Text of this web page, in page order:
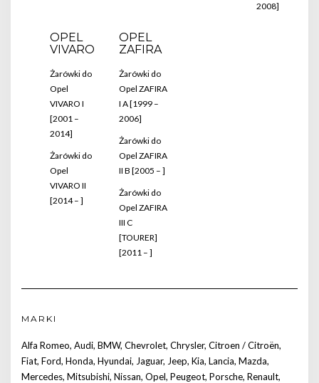
2008]
OPEL
VIVARO
Żarówki do
Opel
VIVARO I
[2001 –
2014]
Żarówki do
Opel
VIVARO II
[2014 – ]
OPEL
ZAFIRA
Żarówki do
Opel ZAFIRA
I A [1999 –
2006]
Żarówki do
Opel ZAFIRA
II B [2005 – ]
Żarówki do
Opel ZAFIRA
III C
[TOURER]
[2011 – ]
MARKI
Alfa Romeo, Audi, BMW, Chevrolet, Chrysler, Citroen / Citroën,
Fiat, Ford, Honda, Hyundai, Jaguar, Jeep, Kia, Lancia, Mazda,
Mercedes, Mitsubishi, Nissan, Opel, Peugeot, Porsche, Renault,